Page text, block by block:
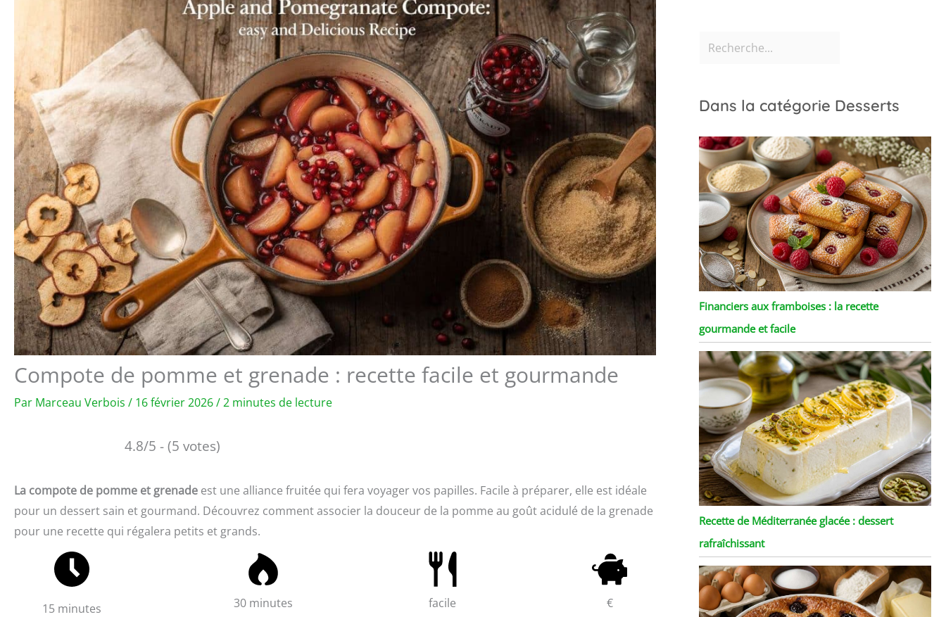
Compote de pomme et grenade : recette facile et gourmande
Par Marceau Verbois / 16 février 2026/2 minutes de lecture
4.8/5 - (5 votes)
La compote de pomme et grenade est une alliance fruitée qui fera voyager vos papilles. Facile à préparer, elle est idéale
pour un dessert sain et gourmand. Découvrez comment associer la douceur de la pomme au goût acidulé de la grenade
pour une recette qui régalera petits et grands.
15 minutes 30 minutes facile €
Dans la catégorie Desserts
Financiers aux framboises : la recette
gourmande et facile
Recette de Méditerranée glacée : dessert
rafraîchissant